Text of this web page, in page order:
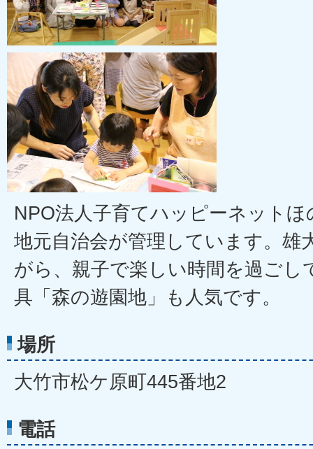
NPO法人子育てハッピーネット
地元自治会が管理しています。雄
がら、親子で楽しい時間を過ごし
具「森の遊園地」も人気です。
場所
大竹市松ケ原町445番地2
電話